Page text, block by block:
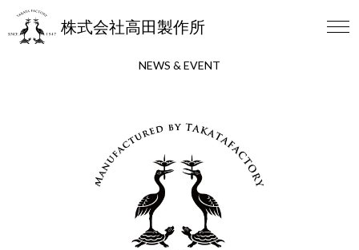
株式会社高田製作所
NEWS & EVENT